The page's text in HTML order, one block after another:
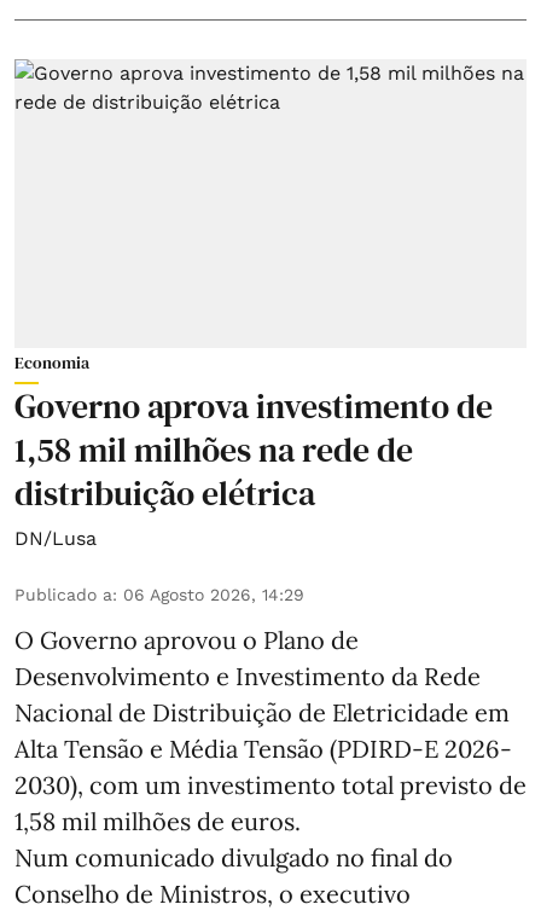
Economia
Governo aprova investimento de
1,58 mil milhões na rede de
distribuição elétrica
DN/Lusa
Publicado a: 06 Agosto 2026, 14:29
O Governo aprovou o Plano de
Desenvolvimento e Investimento da Rede
Nacional de Distribuição de Eletricidade em
Alta Tensão e Média Tensão (PDIRD-E 2026-
2030), com um investimento total previsto de
1,58 mil milhões de euros.
Num comunicado divulgado no final do
Conselho de Ministros, o executivo